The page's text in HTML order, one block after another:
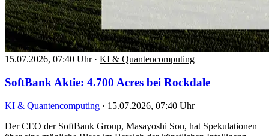
15.07.2026, 07:40 Uhr · KI & Quantencomputing
SoftBank Aktie: 4.700 Acres bei Rockdale
KI & Quantencomputing · 15.07.2026, 07:40 Uhr
Der CEO der SoftBank Group, Masayoshi Son, hat Spekulationen